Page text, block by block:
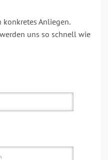
konkretes Anliegen.
uns so schnell wie